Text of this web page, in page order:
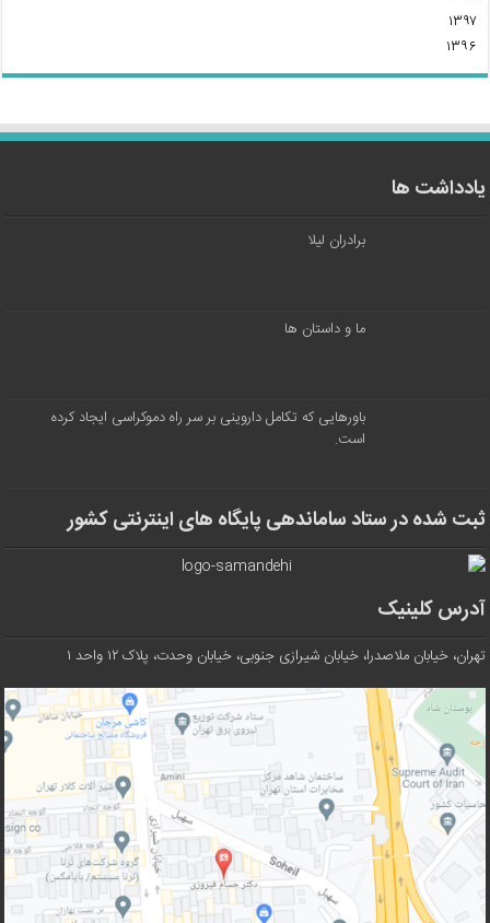
۱۳۹۷
۱۳۹۶
یادداشت ها
برادران لیلا
ما و داستان ها
باورهایی که تکامل داروینی بر سر راه دموکراسی ایجاد کرده
است.
ثبت شده در ستاد ساماندهی پایگاه های اینترنتی کشور
آدرس کلینیک
تهران، خیابان ملاصدرا، خیابان شیرازی جنوبی، خیابان وحدت، پلاک ۱۲ واحد ۱